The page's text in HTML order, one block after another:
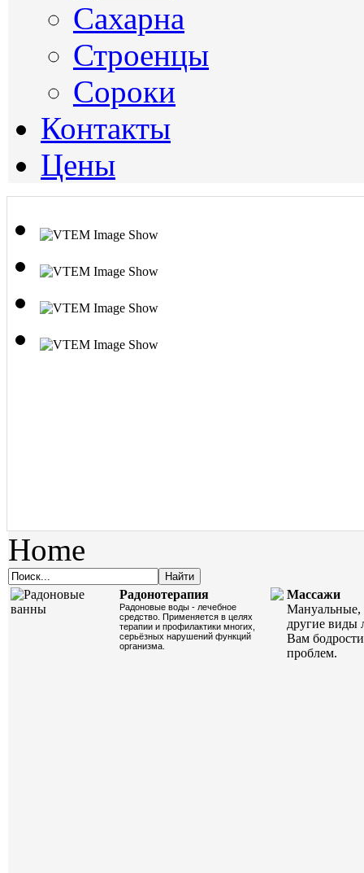
Сахарна
Строенцы
Сороки
Контакты
Цены
Home
Радонотерапия
Радоновые воды - лечебное
средство. Применяется в целях
терапии и профилактики многих,
серьёзных нарушений функций
организма.
Массажи
Мануальные,
другие виды
Вам
проблем.